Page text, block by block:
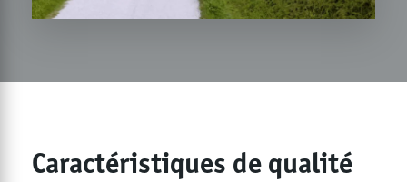
Caractéristiques de qualité